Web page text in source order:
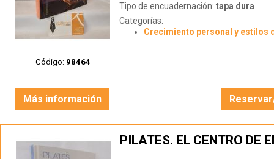
Código: 98464
Tipo de encuadernación: tapa dura
Categorías:
Crecimiento personal y estilos
Más información
PILATES. EL CENTRO DE